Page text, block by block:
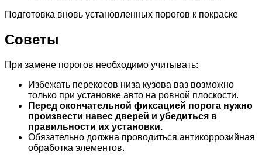
Подготовка вновь установленных порогов к покраске
Советы
При замене порогов необходимо учитывать:
Избежать перекосов низа кузова ваз возможно
только при установке авто на ровной плоскости.
Перед окончательной фиксацией порога нужно
произвести навес дверей и убедиться в
правильности их установки.
Обязательно должна проводиться антикоррозийная
обработка элементов.